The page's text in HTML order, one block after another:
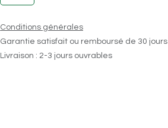
Conditions générales
Garantie satisfait ou remboursé de 30 jours
Livraison : 2-3 jours ouvrables